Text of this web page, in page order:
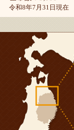
令和8年7月31日現